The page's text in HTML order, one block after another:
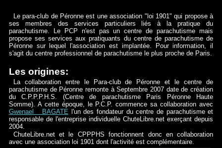
Le para-club de Péronne est une association "loi 1901" qui propose à
ses membres des services particuliers liés à la pratique du
parachutisme. Le PCP n'est pas un centre de parachutisme mais
propose ses services aux pratiquants du centre de parachutisme de
Péronne sur lequel l'association est implantée. Pour information, il
s'agit du centre professionnel de parachutisme le plus proche de Paris.
Les origines:
La collaboration entre le Para-club de Péronne et le centre de
parachutisme de Péronne remonte à Septembre 2007 date de création
du C.P.P.P.H.S. (Centre de parachutisme Paris Péronne Haute
Somme). A cette époque, le P.C.P. commence sa collaboration avec
Gwenael BAGATE l'un des fondateur du centre de parachutisme et
responsable de l'entreprise individuelle ChuteLibre.net exerçant depuis
2004.
ChuteLibre.net et le CPPPHS fonctionnent donc en collaboration
avec une association loi 1901 dont l'activité est complémentaire.